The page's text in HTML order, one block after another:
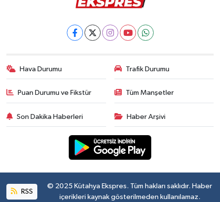
Hava Durumu Trafik Durumu
Puan Durumu ve Fikstür Tüm Manşetler
Son Dakika Haberleri Haber Arşivi
RSS
© 2025 Kütahya Ekspres. Tüm hakları saklıdır. Haber
içerikleri kaynak gösterilmeden kullanılamaz.